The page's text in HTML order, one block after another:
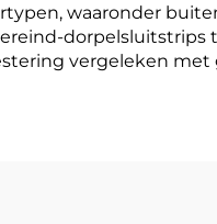
waaronder
dorpelsluitstrips
vergeleken met